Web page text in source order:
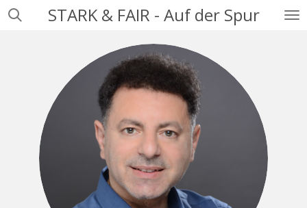
Zum
STARK & FAIR - Auf der Spur